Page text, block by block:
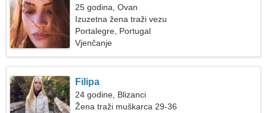
25 godina, Ovan
Izuzetna žena traži vezu
Portalegre, Portugal
Vjenčanje
Filipa
24 godine, Blizanci
Žena traži muškarca 29-36